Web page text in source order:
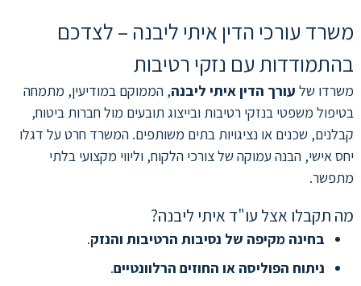
משרד עורכי הדין איתי ליבנה – לצדכם
בהתמודדות עם נזקי רטיבות
משרדו של עורך הדין איתי ליבנה, הממוקם במודיעין, מתמחה
בטיפול משפטי בנזקי רטיבות ובייצוג תובעים מול חברות ביטוח,
קבלנים, שכנים או נציגויות בתים משותפים. המשרד חרט על דגלו
יחס אישי, הבנה עמוקה של צורכי הלקוח, וליווי מקצועי בלתי
מתפשר.
מה תקבלו אצל עו"ד איתי ליבנה?
בחינה מקיפה של נסיבות הרטיבות והנזק.
ניתוח הפוליסה או החוזים הרלוונטיים.